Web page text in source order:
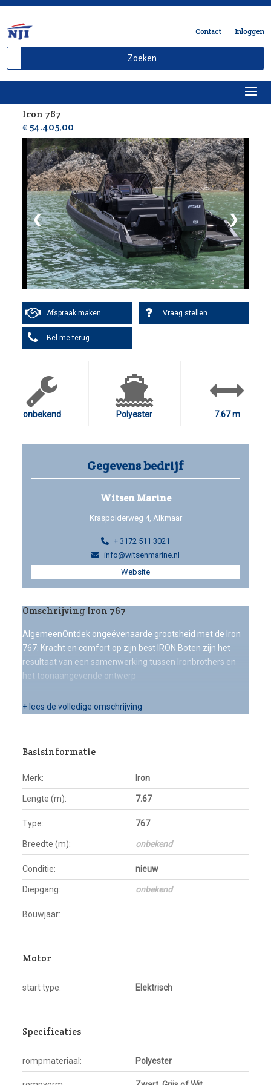
Contact Inloggen
Iron 767
€ 54.405,00
❮ ❯
Afspraak maken Vraag stellen
Bel me terug
onbekend Polyester 7.67 m
Gegevens bedrijf
Witsen Marine
Kraspolderweg 4, Alkmaar
+ 3172 511 3021
info@witsenmarine.nl
Website
Omschrijving Iron 767
AlgemeenOntdek ongeëvenaarde grootsheid met de Iron
767: Kracht en comfort op zijn best IRON Boten zijn het
resultaat van een samenwerking tussen Ironbrothers en
het toonaangevende ontwerp
+ lees de volledige omschrijving
Basisinformatie
Merk: Iron
Lengte (m): 7.67
Type: 767
Breedte (m): onbekend
Conditie: nieuw
Diepgang: onbekend
Bouwjaar:
Motor
start type: Elektrisch
Specificaties
rompmateriaal: Polyester